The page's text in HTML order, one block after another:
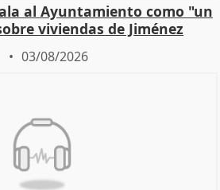
al Ayuntamiento como "un
viviendas de Jiménez
03/08/2026